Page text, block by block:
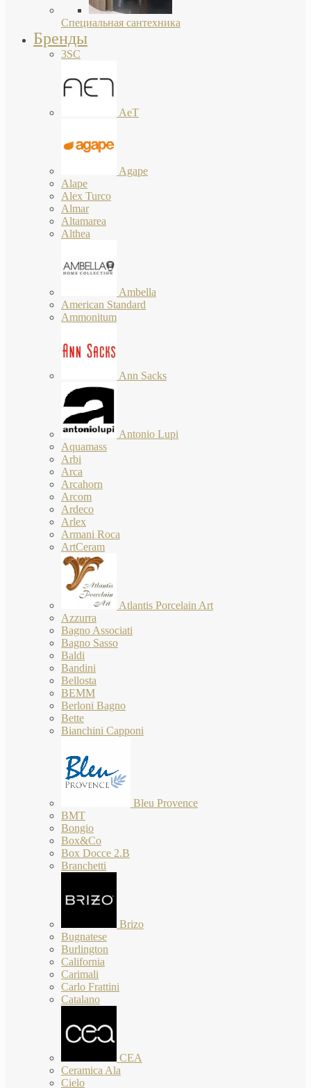
Специальная сантехника
Бренды
3SC
AeT
Agape
Alape
Alex Turco
Almar
Altamarea
Althea
Ambella
American Standard
Ammonitum
Ann Sacks
Antonio Lupi
Aquamass
Arbi
Arca
Arcahorn
Arcom
Ardeco
Arlex
Armani Roca
ArtCeram
Atlantis Porcelain Art
Azzurra
Bagno Associati
Bagno Sasso
Baldi
Bandini
Bellosta
BEMM
Berloni Bagno
Bette
Bianchini Capponi
Bleu Provence
BMT
Bongio
Box&Co
Box Docce 2.B
Branchetti
Brizo
Bugnatese
Burlington
California
Carimali
Carlo Frattini
Catalano
CEA
Ceramica Ala
Cielo